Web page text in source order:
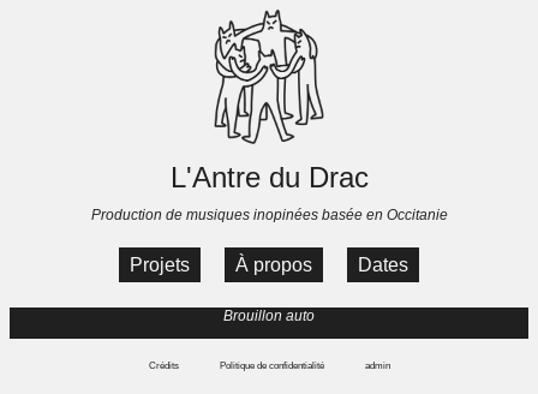
L'Antre du Drac
Production de musiques inopinées basée en Occitanie
Projets À propos Dates
Brouillon auto
Crédits Politique de confidentialité admin